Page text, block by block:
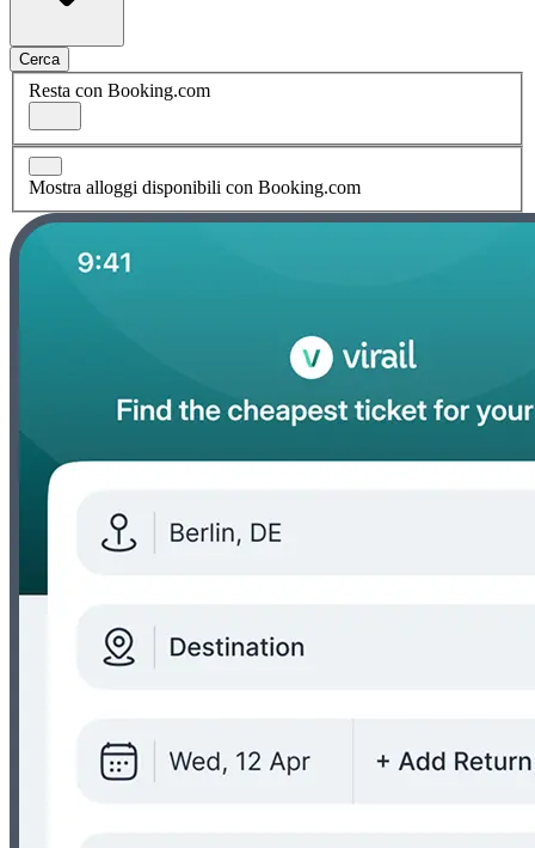
Cerca
Resta con Booking.com
Mostra alloggi disponibili con Booking.com